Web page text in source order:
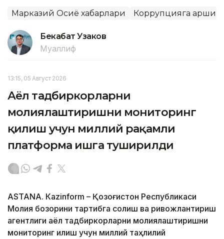
Марказий Осиё хабарлари Коррупцияга қарши
Бекабат Узаков
Муаллиф
13:15, 05 Август 2026
Аёл тадбиркорларни
молиялаштиришни мониторинг
қилиш учун миллий рақамли
платформа ишга туширилди
ASTANА. Кazinform – Қозоғистон Республикаси
Молия бозорини тартибга солиш ва ривожлантириш
агентлиги аёл тадбиркорларни молиялаштиришни
мониторинг қилиш учун миллий таҳлилий